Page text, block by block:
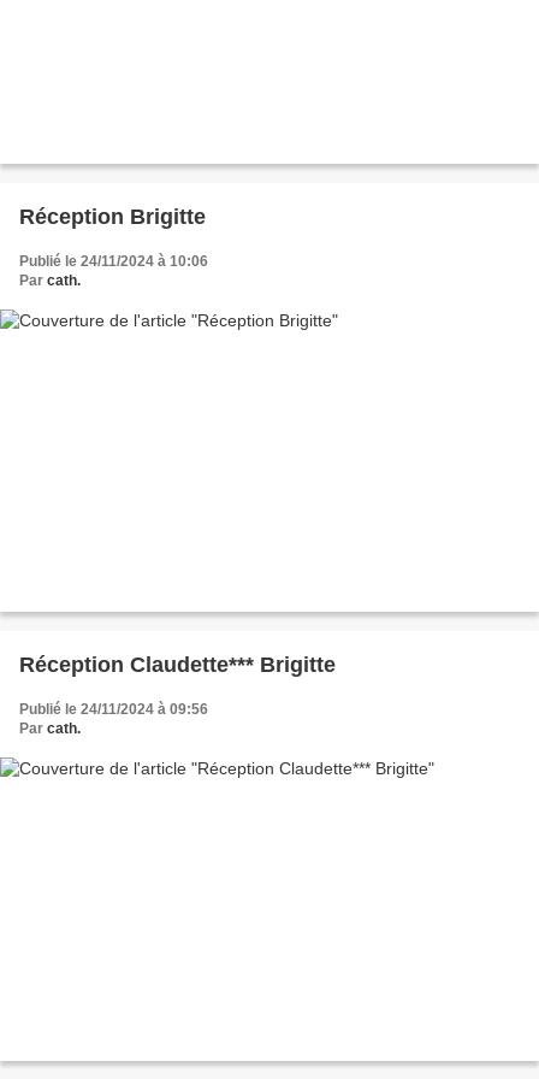
Réception Brigitte
Publié le 24/11/2024 à 10:06
Par cath.
Réception Claudette*** Brigitte
Publié le 24/11/2024 à 09:56
Par cath.